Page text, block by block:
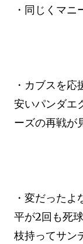
・同じくマニ
・カブスを
安いパンダエ
ーズの再戦が
・変だった
平が2回も死
枝持ってサン